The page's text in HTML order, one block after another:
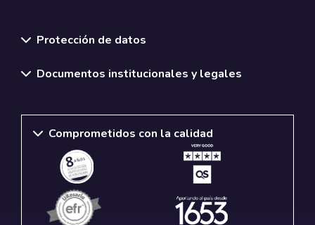
Protección de datos
Documentos institucionales y legales
Comprometidos con la calidad